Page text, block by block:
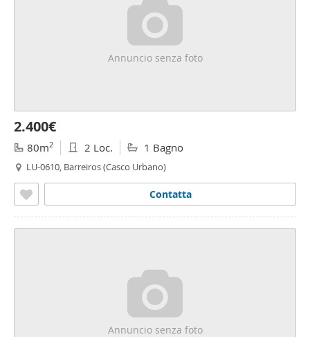
Annuncio senza foto
2.400€
80m2 2 Loc. 1 Bagno
LU-0610, Barreiros (Casco Urbano)
Contatta
Annuncio senza foto